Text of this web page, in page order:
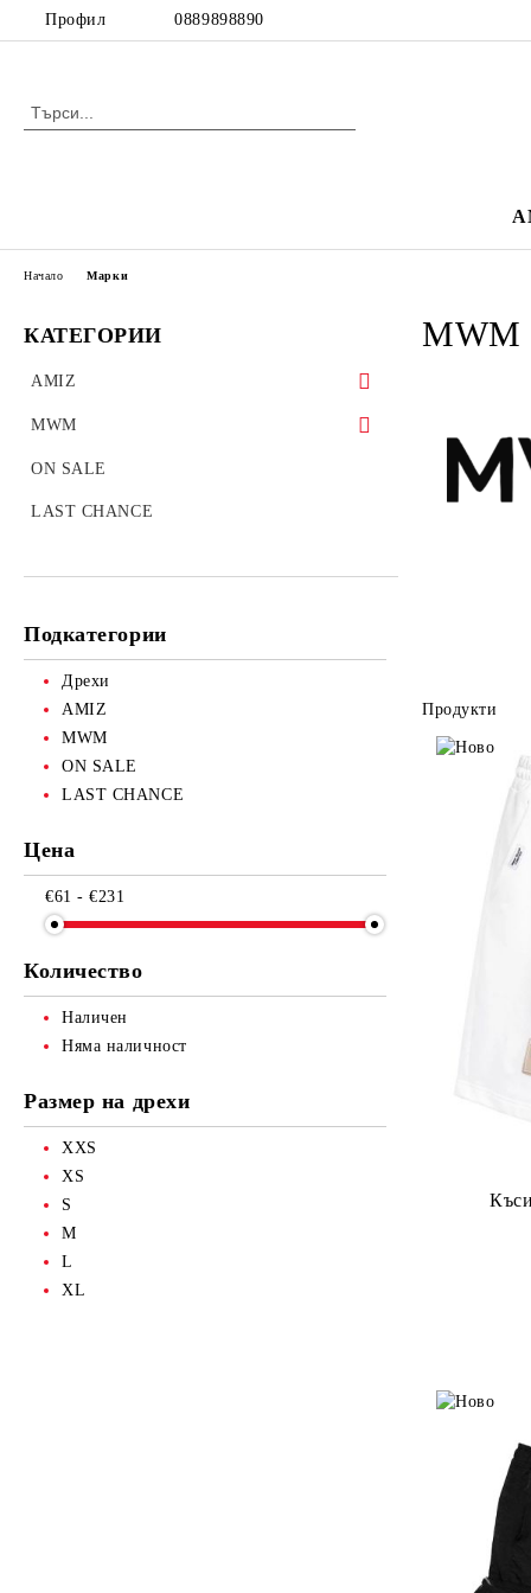
Профил 0889898890
КАТЕГОРИИ
AMIZ
BESTSELLERS
Блейзъри, палта, якета
Спортни екипи
и клинове
BEACH WEAR
MWM
Дамски дрехи
BESTSELLERS
Суитшърти
Мъжки дрехи
Панталони
Суитшърти
Панталони
Суитшърти
ON SALE
LAST CHANCE
Подкатегории
Дрехи
AMIZ
MWM
ON SALE
LAST CHANCE
Цена
€61 - €231
Количество
Наличен
Няма наличност
Размер на дрехи
XXS
XS
S
M
L
XL
Начало Марки
MWM
Продукти